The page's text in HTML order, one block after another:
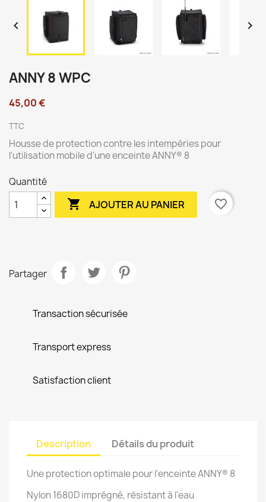
 
ANNY 8 WPC
45,00 €
TTC
Housse de protection contre les intempéries pour
l'utilisation mobile d'une enceinte ANNY® 8
Quantité
 AJOUTER AU PANIER favorite_border
Partager
Transaction sécurisée
Transport express
Satisfaction client
Description Détails du produit
Une protection optimale pour l'enceinte ANNY® 8
Nylon 1680D imprégné, résistant à l'eau